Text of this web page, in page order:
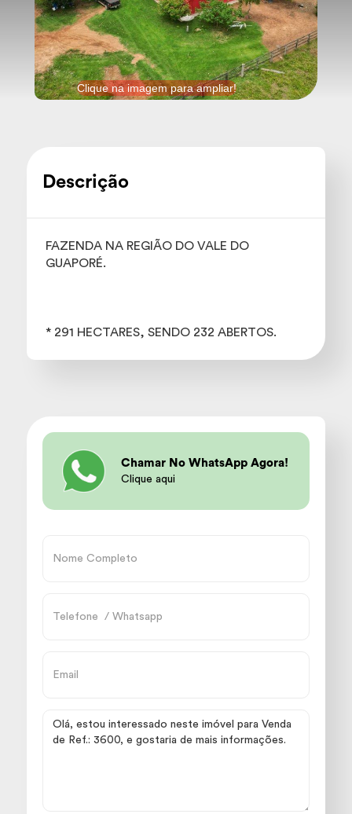
Clique na imagem para ampliar!
Descrição
FAZENDA NA REGIÃO DO VALE DO
GUAPORÉ.
* 291 HECTARES, SENDO 232 ABERTOS.
Chamar No WhatsApp Agora!
Clique aqui